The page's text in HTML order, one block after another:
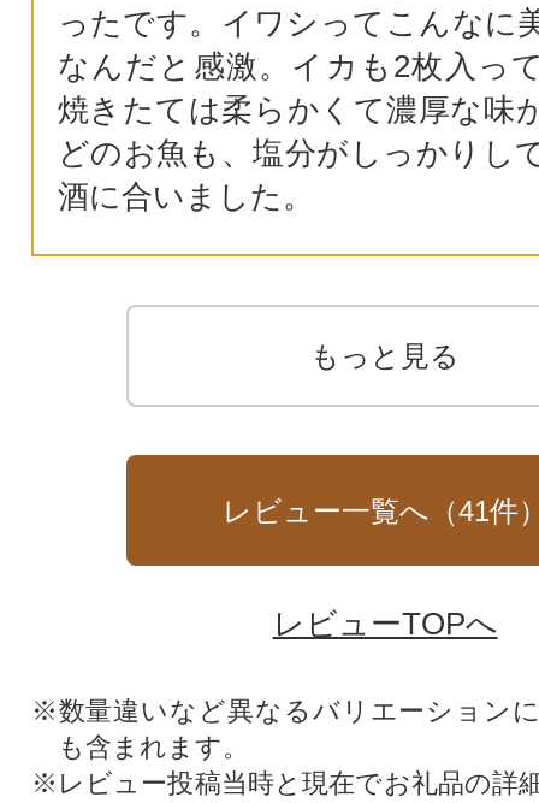
ったです。イワシってこんなに
なんだと感激。イカも2枚入っ
焼きたては柔らかくて濃厚な味
どのお魚も、塩分がしっかりし
酒に合いました。
もっと見る
レビュー一覧へ（41件
レビューTOPへ
※数量違いなど異なるバリエーション
も含まれます。
※レビュー投稿当時と現在でお礼品の詳